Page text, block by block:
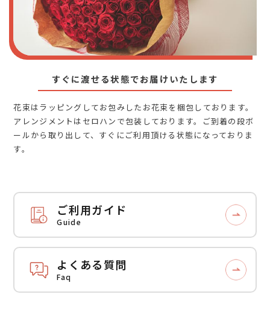
すぐに渡せる状態でお届けいたします
花束はラッピングしてお包みしたお花束を梱包しております。
アレンジメントはセロハンで包装しております。ご到着の段ボ
ールから取り出して、すぐにご利用頂ける状態になっておりま
す。
ご利用ガイド
Guide
よくある質問
Faq